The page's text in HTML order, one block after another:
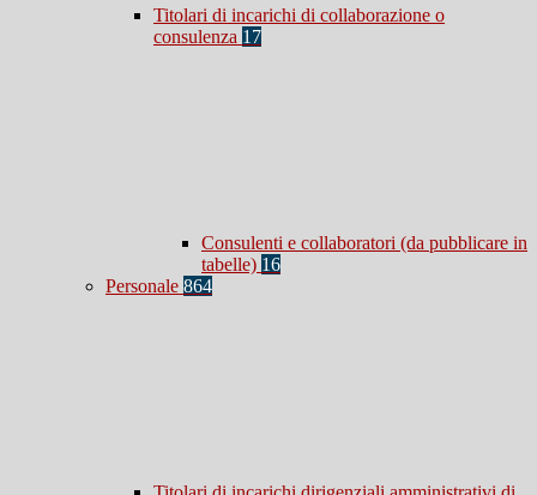
Titolari di incarichi di collaborazione o
consulenza 17
Consulenti e collaboratori (da pubblicare in
tabelle) 16
Personale 864